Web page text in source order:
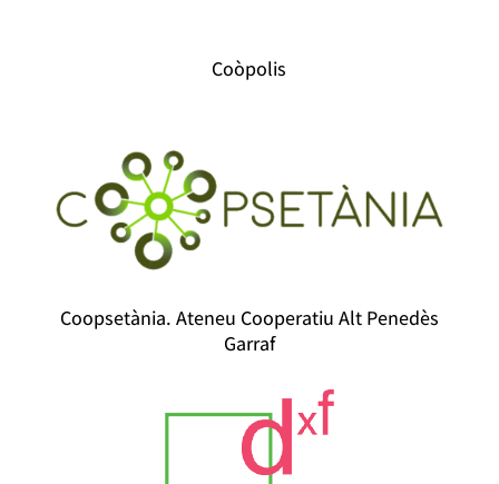
Coòpolis
Coopsetània. Ateneu Cooperatiu Alt Penedès
Garraf